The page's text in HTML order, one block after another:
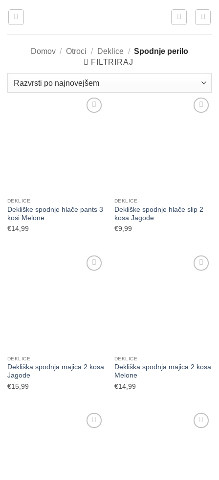
Domov / Otroci / Deklice / Spodnje perilo
FILTRIRAJ
DEKLICE
Dekliške spodnje hlače pants 3
kosi Melone
€14,99
DEKLICE
Dekliške spodnje hlače slip 2
kosa Jagode
€9,99
DEKLICE
Dekliška spodnja majica 2 kosa
Jagode
€15,99
DEKLICE
Dekliška spodnja majica 2 kosa
Melone
€14,99